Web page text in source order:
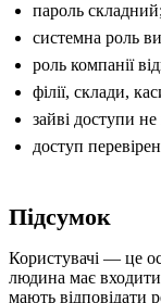
пароль складний;
системна роль
роль компанії
філії, склади,
зайві доступи не
доступ
Підсумок
Користувачі — це
людина має входити
мають відповідати